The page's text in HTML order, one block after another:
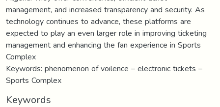
management, and increased transparency and security. As
technology continues to advance, these platforms are
expected to play an even larger role in improving ticketing
management and enhancing the fan experience in Sports
Complex
Keywords: phenomenon of voilence – electronic tickets –
Sports Complex
Keywords